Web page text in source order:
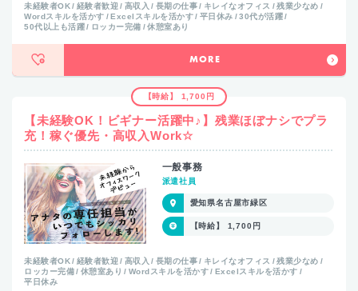
未経験者OK 経験者歓迎 高収入 長期の仕事 キレイなオフィス
残業少なめ
Wordスキルを活かす
Excelスキルを活かす 平日休み
30代が活躍
50代以上も活躍
ロッカー完備 休憩室あり
MORE
【時給】 1,700円
【未経験OK！ビギナー活躍中♪】残業ほぼナシでプラ
充！稼ぐ優先・高収入Work☆
一般事務
派遣社員
愛知県名古屋市緑区
【時給】 1,700円
未経験者OK 経験者歓迎 高収入 長期の仕事 キレイなオフィス
残業少なめ
ロッカー完備
休憩室あり Wordスキルを活かす
Excelスキルを活かす
平日休み